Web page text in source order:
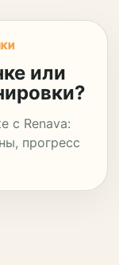
или
с Renava:
прогресс